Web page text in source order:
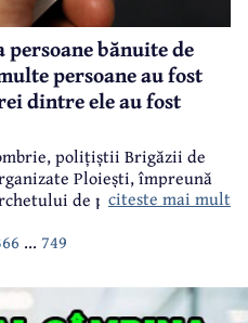
bănuite de
persoane au fost
dintre ele au fost
polițiștii Brigăzii de
Ploiești, împreună
de pe lângă
Arad, Bihor, Bistrița-
Dâmbovița, Prahova,
de aducere, la
a bancnotelor.
citeste mai mult
... 749